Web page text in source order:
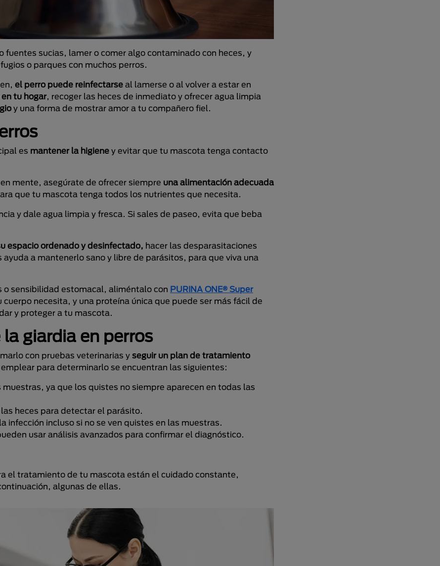
fuentes sucias, lamer o comer algo contaminado con heces, y
o parques con muchos perros.
el perro puede reinfectarse al lamerse o al volver a estar en
tu hogar, recoger las heces de inmediato y ofrecer agua limpia
y una forma de mostrar amor a tu compañero fiel.
es mantener la higiene y evitar que tu mascota tenga contacto
mente, asegúrate de ofrecer siempre una alimentación adecuada
que tu mascota tenga todos los nutrientes que necesita.
y dale agua limpia y fresca. Si sales de paseo, evita que beba
espacio ordenado y desinfectado, hacer las desparasitaciones
a mantenerlo sano y libre de parásitos, para que viva una
sensibilidad estomacal, aliméntalo con PURINA ONE® Super
necesita, y una proteína única que puede ser más fácil de
y proteger a tu mascota.
giardia en perros
con pruebas veterinarias y seguir un plan de tratamiento
para determinarlo se encuentran las siguientes:
ya que los quistes no siempre aparecen en todas las
heces para detectar el parásito.
infección incluso si no se ven quistes en las muestras.
usar análisis avanzados para confirmar el diagnóstico.
el tratamiento de tu mascota están el cuidado constante,
algunas de ellas.